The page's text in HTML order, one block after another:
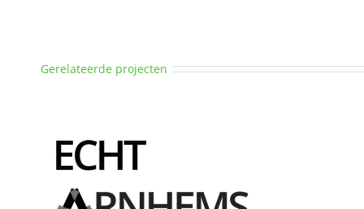
Gerelateerde projecten